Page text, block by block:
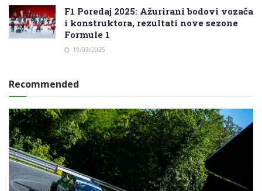
F1 Poredaj 2025: Ažurirani bodovi vozača
i konstruktora, rezultati nove sezone
Formule 1
19/03/2025
Recommended